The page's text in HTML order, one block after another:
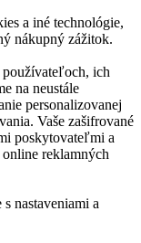
a iné technológie,
nákupný zážitok.
používateľoch, ich
na neustále
personalizovanej
Vaše zašifrované
poskytovateľmi a
reklamných
nastaveniami a